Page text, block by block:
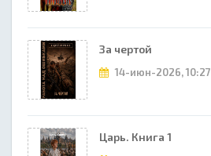
За чертой
14-июн-2026, 10:27
Царь. Книга 1